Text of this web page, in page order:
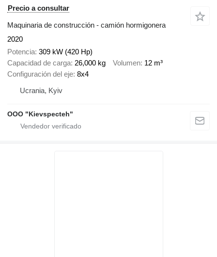
Precio a consultar
Maquinaria de construcción - camión hormigonera
2020
Potencia 309 kW (420 Hp)
Capacidad de carga 26,000 kg Volumen 12 m³
Configuración del eje 8x4
Ucrania, Kyiv
OOO "Kievspecteh"